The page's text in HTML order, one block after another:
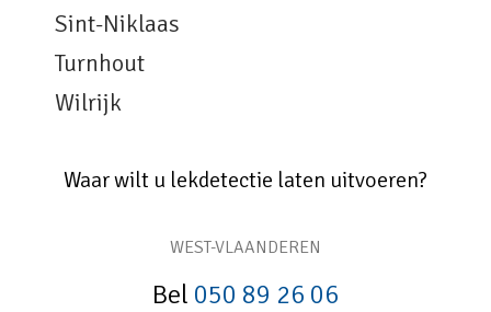
Sint-Niklaas
Turnhout
Wilrijk
Waar wilt u lekdetectie laten uitvoeren?
WEST-VLAANDEREN
Bel 050 89 26 06